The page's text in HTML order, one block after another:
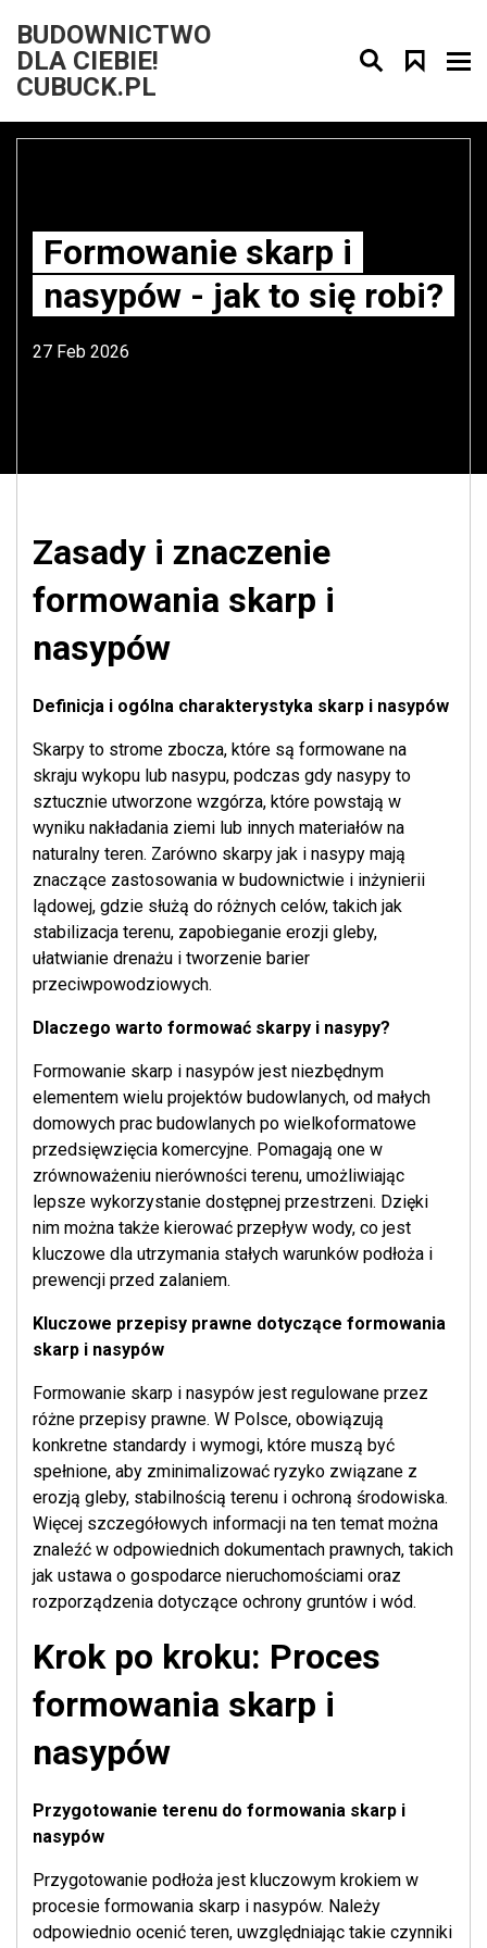
BUDOWNICTWO
DLA CIEBIE!
CUBUCK.PL
Formowanie skarp i
nasypów - jak to się robi?
27 Feb 2026
Zasady i znaczenie
formowania skarp i
nasypów
Definicja i ogólna charakterystyka skarp i nasypów
Skarpy to strome zbocza, które są formowane na
skraju wykopu lub nasypu, podczas gdy nasypy to
sztucznie utworzone wzgórza, które powstają w
wyniku nakładania ziemi lub innych materiałów na
naturalny teren. Zarówno skarpy jak i nasypy mają
znaczące zastosowania w budownictwie i inżynierii
lądowej, gdzie służą do różnych celów, takich jak
stabilizacja terenu, zapobieganie erozji gleby,
ułatwianie drenażu i tworzenie barier
przeciwpowodziowych.
Dlaczego warto formować skarpy i nasypy?
Formowanie skarp i nasypów jest niezbędnym
elementem wielu projektów budowlanych, od małych
domowych prac budowlanych po wielkoformatowe
przedsięwzięcia komercyjne. Pomagają one w
zrównoważeniu nierówności terenu, umożliwiając
lepsze wykorzystanie dostępnej przestrzeni. Dzięki
nim można także kierować przepływ wody, co jest
kluczowe dla utrzymania stałych warunków podłoża i
prewencji przed zalaniem.
Kluczowe przepisy prawne dotyczące formowania
skarp i nasypów
Formowanie skarp i nasypów jest regulowane przez
różne przepisy prawne. W Polsce, obowiązują
konkretne standardy i wymogi, które muszą być
spełnione, aby zminimalizować ryzyko związane z
erozją gleby, stabilnością terenu i ochroną środowiska.
Więcej szczegółowych informacji na ten temat można
znaleźć w odpowiednich dokumentach prawnych, takich
jak ustawa o gospodarce nieruchomościami oraz
rozporządzenia dotyczące ochrony gruntów i wód.
Krok po kroku: Proces
formowania skarp i
nasypów
Przygotowanie terenu do formowania skarp i
nasypów
Przygotowanie podłoża jest kluczowym krokiem w
procesie formowania skarp i nasypów. Należy
odpowiednio ocenić teren, uwzględniając takie czynniki